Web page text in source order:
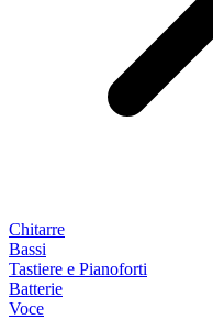
Chitarre
Bassi
Tastiere e Pianoforti
Batterie
Voce